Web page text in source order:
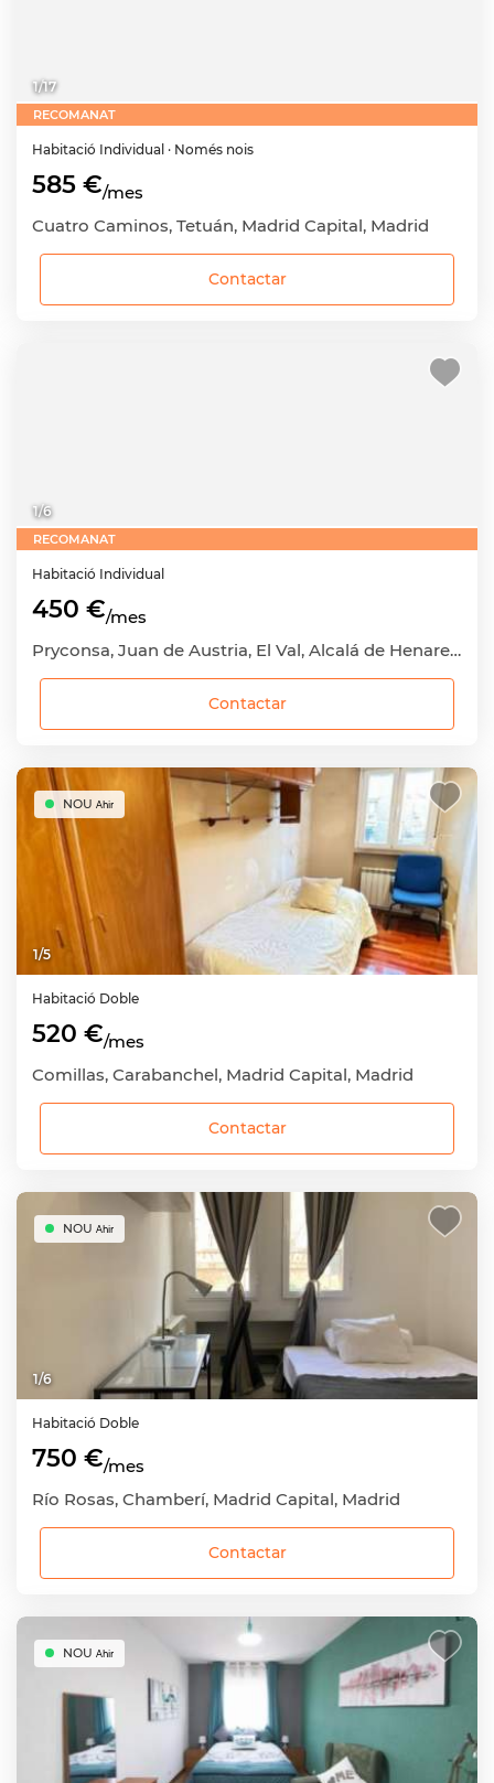
1/17
RECOMANAT
Habitació Individual · Només nois
585 €/mes
Cuatro Caminos, Tetuán, Madrid Capital, Madrid
Contactar
1/6
RECOMANAT
Habitació Individual
450 €/mes
Pryconsa, Juan de Austria, El Val, Alcalá de Henares, Madrid
Contactar
1/5
NOU Ahir
Habitació Doble
520 €/mes
Comillas, Carabanchel, Madrid Capital, Madrid
Contactar
1/6
NOU Ahir
Habitació Doble
750 €/mes
Río Rosas, Chamberí, Madrid Capital, Madrid
Contactar
NOU Ahir